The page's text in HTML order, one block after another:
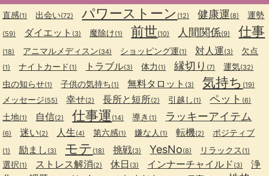
直感(1) 出会い(72) パワーストーン (12) 健康運(8) 運勢
(59) ダイエット (3) 魔除け(1) 前世(10) 人間関係(9) 仕事
(18) アニマルメディスン(34) ショッピング運(1) 対人運(3) 欠点
(1) ナイトカード (1) トラブル(3) 体力 (1) 縁切り (7) 運気(32)
虫の知らせ(1) 子供の気持ち(1) 無料タロット (3) 気持ち (19)
メッセージ(55) 幸せ(2) 長所と短所(2) 引越し (1) ペット (6)
土地(1) 自信(2) 仕事運 (14) 導き (1) ラッキーアイテム
(6) 迷い(2) 人生(4) 第六感(1) 嫌な人 (1) 転機(2) ポジティブ
(1) 励まし (3) モテ (18) 挑戦(3) YesNo(8) リラックス (1)
選択(1) ストレス解消(2) 休日 (3) インナーチャイルド (3)
浄